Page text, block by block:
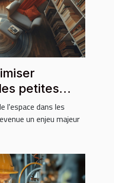
petites
l'espace dans les
un enjeu majeur